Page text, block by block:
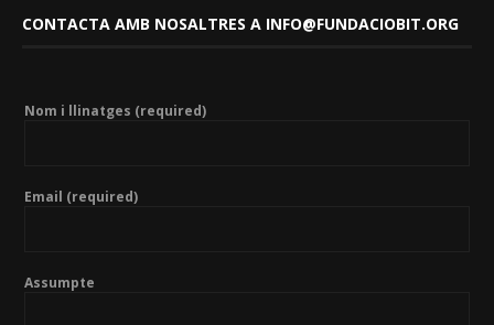
CONTACTA AMB NOSALTRES A INFO@FUNDACIOBIT.ORG
Nom i llinatges (required)
Email (required)
Assumpte